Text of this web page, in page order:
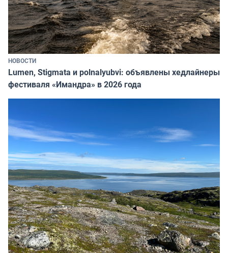
НОВОСТИ
Lumen, Stigmata и polnalyubvi: объявлены хедлайнеры
фестиваля «Имандра» в 2026 года